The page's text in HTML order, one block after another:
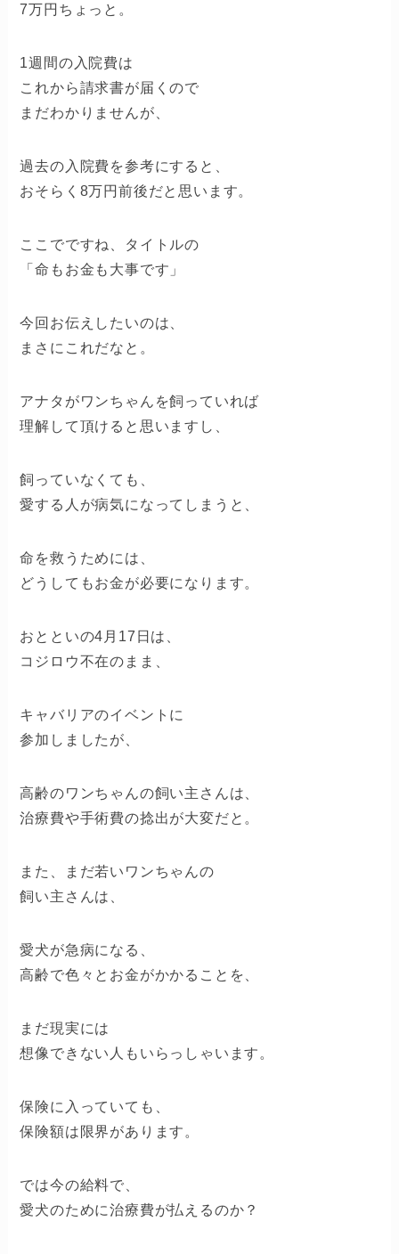
7万円ちょっと。
1週間の入院費は
これから請求書が届くので
まだわかりませんが、
過去の入院費を参考にすると、
おそらく8万円前後だと思います。
ここでですね、タイトルの
「命もお金も大事です」
今回お伝えしたいのは、
まさにこれだなと。
アナタがワンちゃんを飼っていれば
理解して頂けると思いますし、
飼っていなくても、
愛する人が病気になってしまうと、
命を救うためには、
どうしてもお金が必要になります。
おとといの4月17日は、
コジロウ不在のまま、
キャバリアのイベントに
参加しましたが、
高齢のワンちゃんの飼い主さんは、
治療費や手術費の捻出が大変だと。
また、まだ若いワンちゃんの
飼い主さんは、
愛犬が急病になる、
高齢で色々とお金がかかることを、
まだ現実には
想像できない人もいらっしゃいます。
保険に入っていても、
保険額は限界があります。
では今の給料で、
愛犬のために治療費が払えるのか？